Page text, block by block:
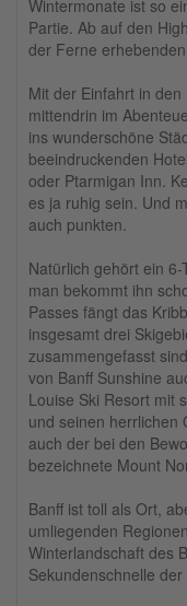
Wintermonate ist so
Partie. Ab auf den
der Ferne
Mit der Einfahrt in
mittendrin im
ins wunderschöne
beeindruckenden
oder Ptarmigan Inn.
es ja ruhig sein. Und
auch punkten.
Natürlich gehört ein
man bekommt ihn
Passes fängt das
insgesamt drei
zusammengefasst
von Banff Sunshine
Louise Ski Resort mit
und seinen herrlichen
auch der bei den
bezeichnete Mount
Banff ist toll als Ort,
umliegenden
Winterlandschaft des
Sekundenschnelle